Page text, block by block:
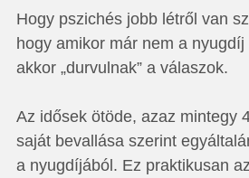
Hogy pszichés jobb létről van
hogy amikor már nem a
akkor „durvulnak” a válaszok.
Az idősek ötöde, azaz mintegy
saját bevallása szerint
a nyugdíjából. Ez praktikusan